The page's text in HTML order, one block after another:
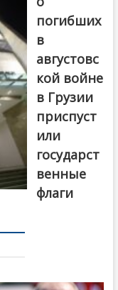
погибших
в
августовс
кой войне
в Грузии
приспуст
или
государст
венные
флаги